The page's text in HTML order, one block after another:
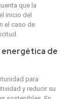
que la
inicio del
el caso de
energética de
para
y reducir su